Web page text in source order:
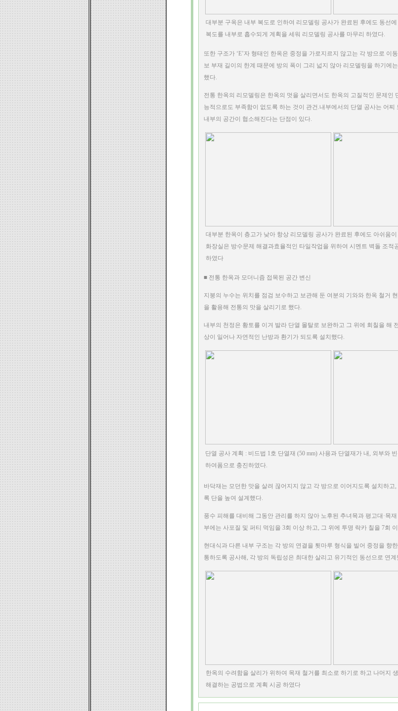
대부분 구옥은 내부 복도로 인하여 리모델링 공사가 완료된 후에도 동선
복도를 내부로 흡수되게 계획을 세워 리모델링 공사를 마무리 하였다.
또한 구조가 ‘E’자 형태인 한옥은 중정을 가로지르지 않고는 각 방으로 이
보 부재 길이의 한계 때문에 방의 폭이 그리 넓지 않아 리모델링을 하기에
했다.
전통 한옥의 리모델링은 한옥의 멋을 살리면서도 한옥의 고질적인 문제인
능적으로도 부족함이 없도록 하는 것이 관건.내부에서의 단열 공사는 어찌
내부의 공간이 협소해진다는 단점이 있다.
대부분 한옥이 층고가 낮아 항상 리모델링 공사가 완료된 후에도 아쉬움이
화장실은 방수문제 해결과효율적인 타일작업을 위하여 시멘트 벽돌 조적
하였다
■ 전통 한옥과 모더니즘 접목된 공간 변신
지붕의 누수는 위치를 점검 보수하고 보관해 둔 여분의 기와와 한옥 철거
을 활용해 전통의 맛을 살리기로 했다.
내부의 천정은 황토를 이겨 발라 단열 몰탈로 보완하고 그 위에 회칠을 해
상이 일어나 자연적인 난방과 환기가 되도록 설치했다.
단열 공사 계획 : 비드법 1호 단열재 (50 mm) 사용과 단열재가 내, 외부와
하여폼으로 충진하였다.
바닥재는 모던한 맛을 살려 끊어지지 않고 각 방으로 이어지도록 설치하고
록 단을 높여 설계했다.
풍수 피해를 대비해 그동안 관리를 하지 않아 노후된 추녀목과 평고대·목
부에는 사포질 및 퍼티 먹임을 3회 이상 하고, 그 위에 투명 락카 칠을 7회
현대식과 다른 내부 구조는 각 방의 연결을 툇마루 형식을 빌어 중정을 향
통하도록 공사해, 각 방의 독립성은 최대한 살리고 유기적인 동선으로 연계
한옥의 수려함을 살리가 위하여 목재 철거를 최소로 하기로 하고 나머지
해결하는 공법으로 계획 시공 하였다